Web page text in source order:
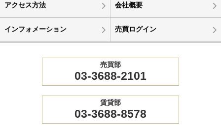
アクセス方法 会社概要
インフォメーション 売買ログイン
売買部
03-3688-2101
賃貸部
03-3688-8578